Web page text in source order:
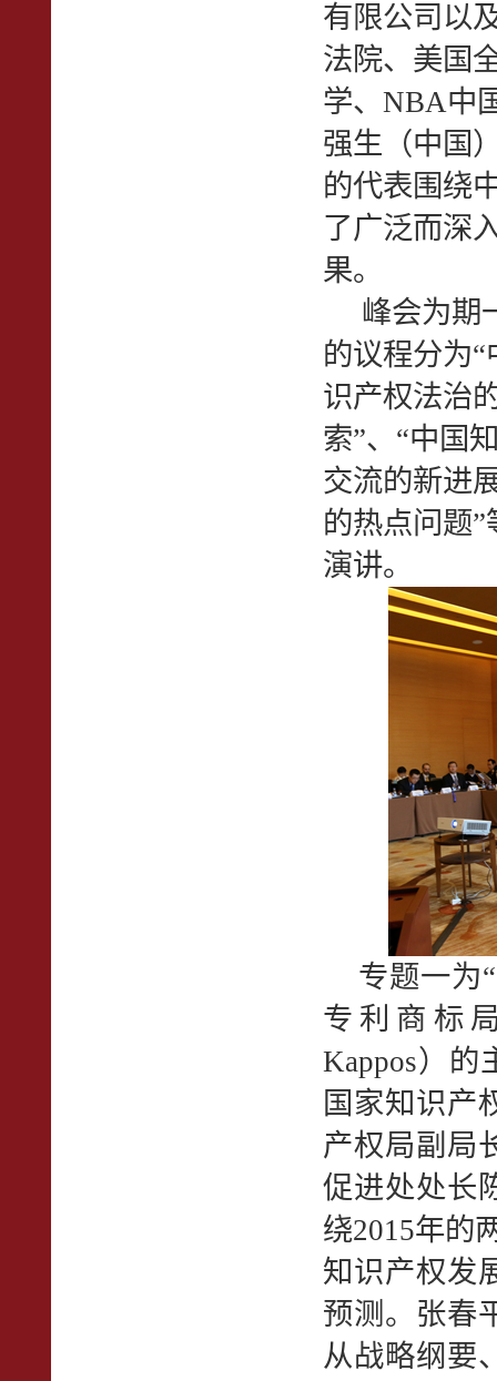
有限公司以
法院、美国
学、NBA中
强生（中国
的代表围绕
了广泛而深
果。
峰会为期
的议程分为
识产权法治
索”、“中国
交流的新进
的热点问题
演讲。
专题一为“
专利商标
Kappos）
国家知识产
产权局副局
促进处处长
绕2015年的
知识产权发
预测。张春
从战略纲要